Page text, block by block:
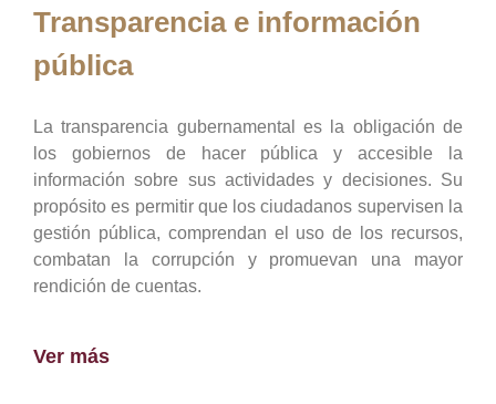
Transparencia e información
pública
La transparencia gubernamental es la obligación de
los gobiernos de hacer pública y accesible la
información sobre sus actividades y decisiones. Su
propósito es permitir que los ciudadanos supervisen la
gestión pública, comprendan el uso de los recursos,
combatan la corrupción y promuevan una mayor
rendición de cuentas.
Ver más